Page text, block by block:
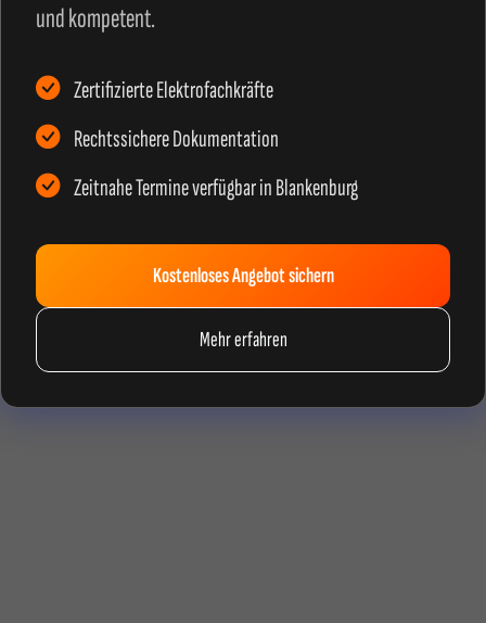
und kompetent.
Zertifizierte Elektrofachkräfte
Rechtssichere Dokumentation
Zeitnahe Termine verfügbar in Blankenburg
Kostenloses Angebot sichern
Mehr erfahren